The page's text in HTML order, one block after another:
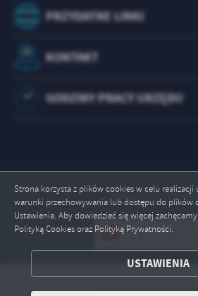
Strona korzysta z plików cookies w celu realizacji
warunki przechowywania lub dostępu do plików
Ustawienia. Aby dowiedzieć się więcej
Polityką Cookies oraz Polityką Prywatności.
USTAWIENIA
ZAPISZ
PRZYDATNE LINKI
KONTAKT
GODZINY PRACY URZĘDU
Odwiedzin: 1073148
Copyright by